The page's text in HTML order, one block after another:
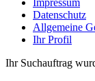
Impressum
Datenschutz
Allgemeine
Ihr Profil
Ihr Suchauftrag